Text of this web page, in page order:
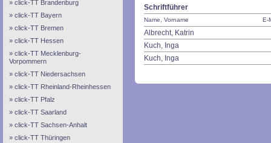
click-TT Brandenburg
click-TT Bayern
click-TT Bremen
click-TT Hessen
click-TT Mecklenburg-
Vorpommern
click-TT Niedersachsen
click-TT Rheinland-Rheinhessen
click-TT Pfalz
click-TT Saarland
click-TT Sachsen-Anhalt
click-TT Thüringen
Schriftführer
Name, Vorname E-
Albrecht, Katrin
Kuch, Inga
Kuch, Inga